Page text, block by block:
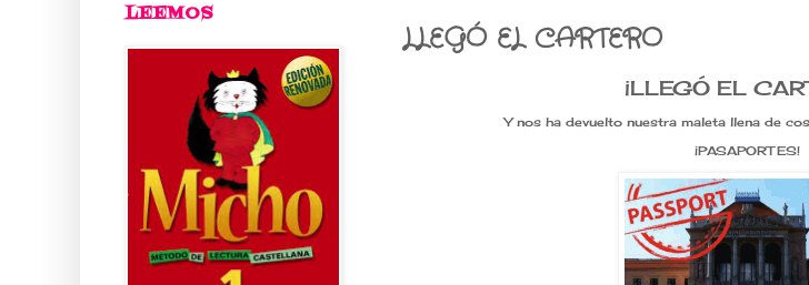
LLEGÓ EL CARTERO
¡LLEGÓ EL
Y nos ha devuelto nuestra maleta llena de
¡PASAPORTES!
LEEMOS